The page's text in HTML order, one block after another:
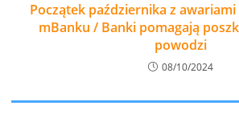
Początek października z
mBanku / Banki pomagają
powodzi
08/10/2024